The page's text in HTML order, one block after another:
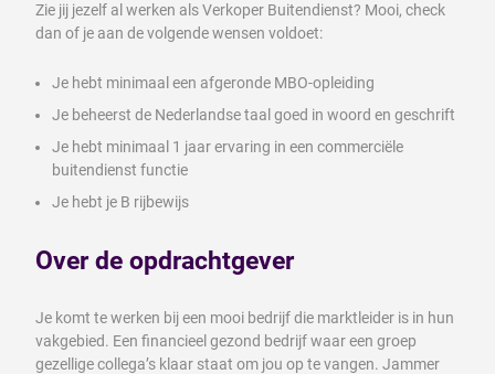
Zie jij jezelf al werken als Verkoper Buitendienst? Mooi, check
dan of je aan de volgende wensen voldoet:
Je hebt minimaal een afgeronde MBO-opleiding
Je beheerst de Nederlandse taal goed in woord en geschrift
Je hebt minimaal 1 jaar ervaring in een commerciële
buitendienst functie
Je hebt je B rijbewijs
Over de opdrachtgever
Je komt te werken bij een mooi bedrijf die marktleider is in hun
vakgebied. Een financieel gezond bedrijf waar een groep
gezellige collega’s klaar staat om jou op te vangen. Jammer